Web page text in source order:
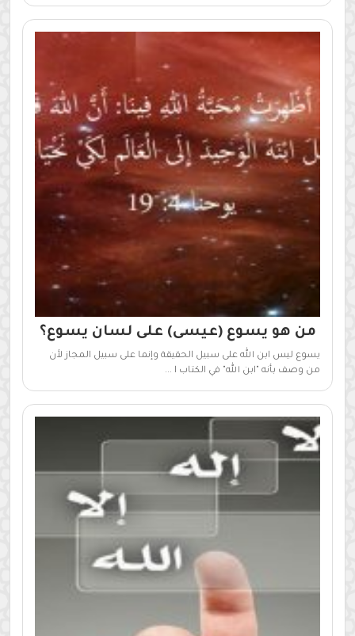
من هو يسوع (عيسى) على لسان يسوع؟
يسوع ليس ابن الله على سبيل الحقيقة وإنما على سبيل المجاز لأن
من وصف بأنه "ابن الله" في الكتاب ا ...